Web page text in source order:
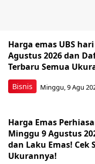
Bisnis
Harga emas UBS
Agustus 2026 dan
Terbaru Semua
Minggu, 9 Agu
Harga Emas
Minggu 9 Agustus
dan Laku Emas! Cek
Ukurannya!